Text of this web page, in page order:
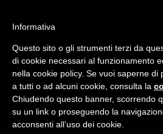
Regolamenti
Storia
Ormeggi
Sede e Servizi
Attività
Safeguarding
Informativa
Questo sito o gli strumenti terzi da
di cookie necessari al funzionamento
nella cookie policy. Se vuoi saperne di
a tutti o ad alcuni cookie, consulta la
Chiudendo questo banner, scorrendo
su un link o proseguendo la
acconsenti all’uso dei cookie.